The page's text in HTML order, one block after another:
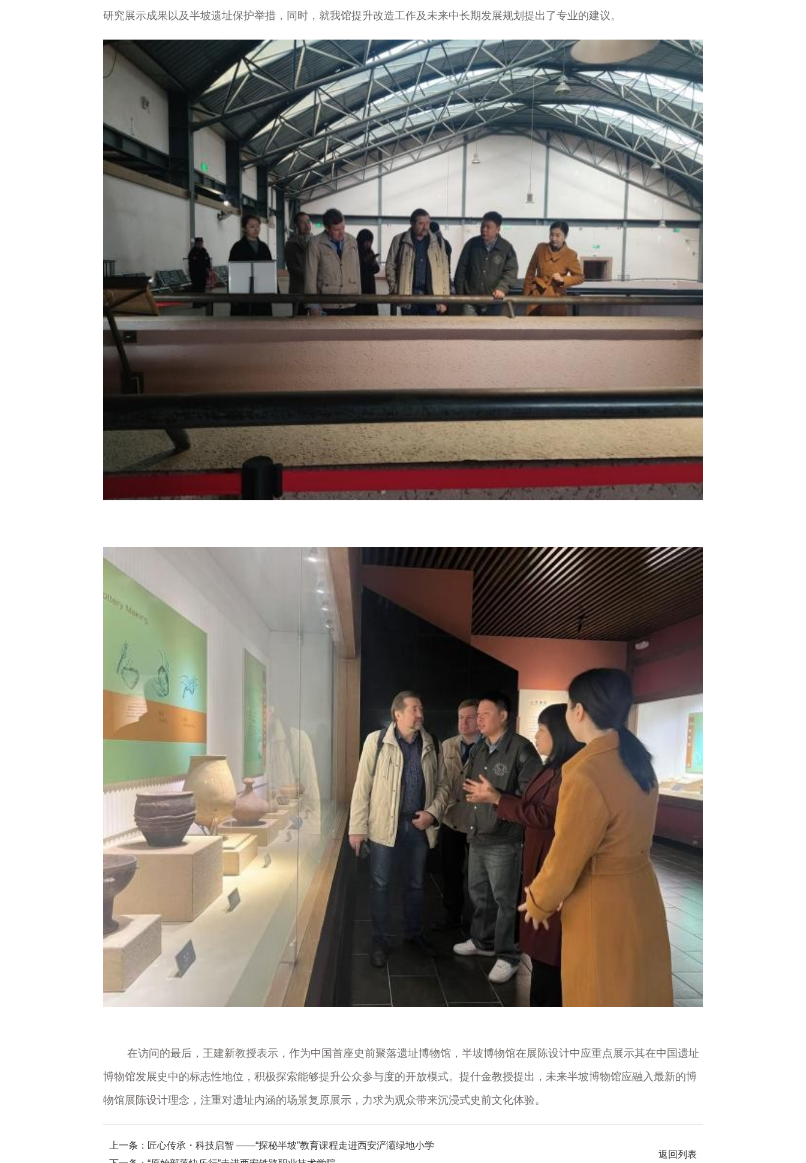
研究展示成果以及半坡遗址保护举措，同时，就我馆提升改造工作及未来中长期发展规划提出了专业的建议。
在访问的最后，王建新教授表示，作为中国首座史前聚落遗址博物馆，半坡博物馆在展陈设计中应重点展示其在中国遗址
博物馆发展史中的标志性地位，积极探索能够提升公众参与度的开放模式。提什金教授提出，未来半坡博物馆应融入最新的博
物馆展陈设计理念，注重对遗址内涵的场景复原展示，力求为观众带来沉浸式史前文化体验。
上一条：匠心传承・科技启智 ——“探秘半坡”教育课程走进西安浐灞绿地小学
返回列表